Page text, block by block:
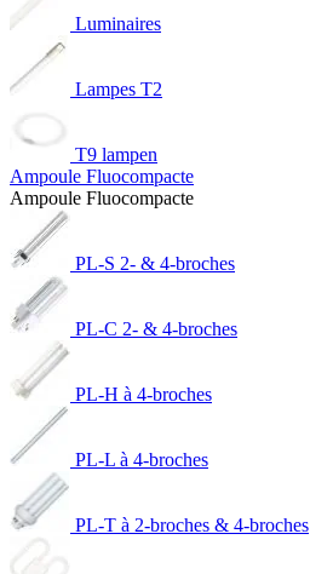
Luminaires
Lampes T2
T9 lampen
Ampoule Fluocompacte
Ampoule Fluocompacte
PL-S 2- & 4-broches
PL-C 2- & 4-broches
PL-H à 4-broches
PL-L à 4-broches
PL-T à 2-broches & 4-broches